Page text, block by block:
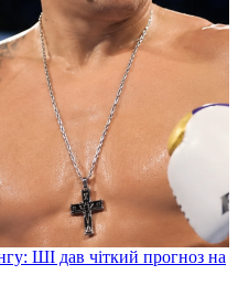
ШІ дав чіткий прогноз на